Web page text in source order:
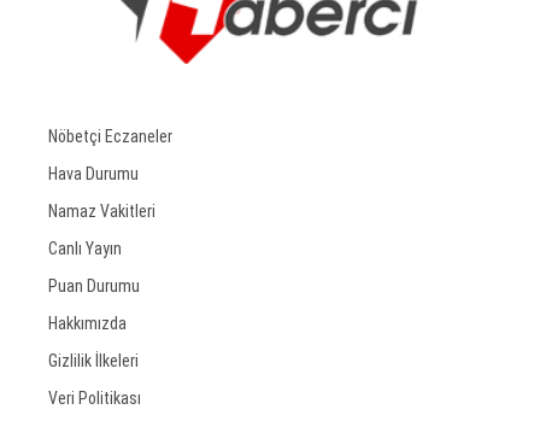
Nöbetçi Eczaneler
Hava Durumu
Namaz Vakitleri
Canlı Yayın
Puan Durumu
Hakkımızda
Gizlilik İlkeleri
Veri Politikası